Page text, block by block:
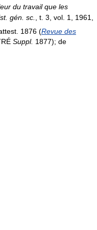
du travail que les
gén. sc.
, t. 3, vol. 1, 1961,
1876 (Revue des
Suppl. 1877); de